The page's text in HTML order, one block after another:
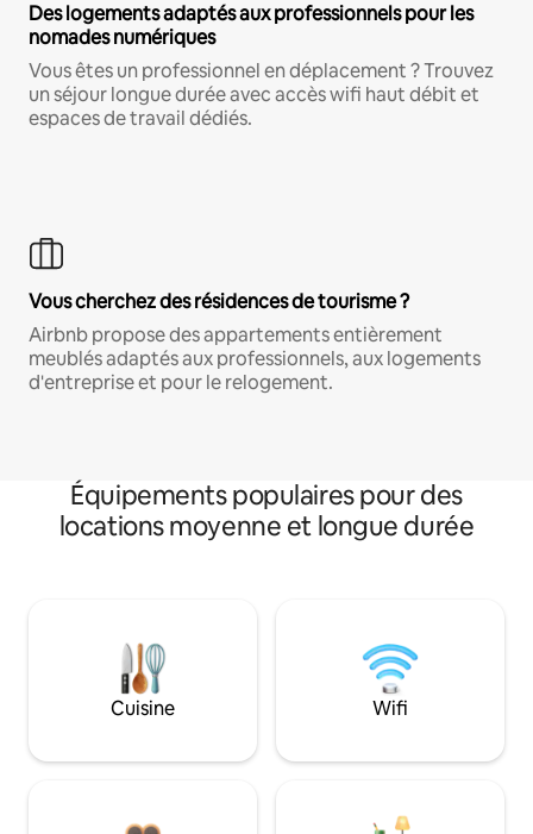
Des logements adaptés aux professionnels pour les
nomades numériques
Vous êtes un professionnel en déplacement ? Trouvez
un séjour longue durée avec accès wifi haut débit et
espaces de travail dédiés.
Vous cherchez des résidences de tourisme ?
Airbnb propose des appartements entièrement
meublés adaptés aux professionnels, aux logements
d'entreprise et pour le relogement.
Équipements populaires pour des
locations moyenne et longue durée
Cuisine Wifi